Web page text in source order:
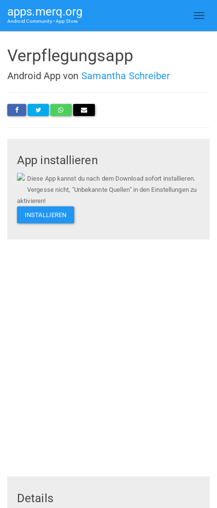
apps.merq.org
Android Community • App Store
Verpflegungsapp
Android App von Samantha Schreiber
App installieren
Diese App kannst du nach dem Download sofort installieren.
Vergesse nicht, "Unbekannte Quellen" in den Einstellungen zu
aktivieren!
INSTALLIEREN
Details